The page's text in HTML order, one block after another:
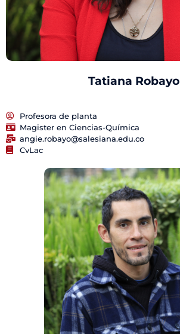
Tatiana Robayo
Profesora de planta
Magister en Ciencias-Química
angie.robayo@salesiana.edu.co
CvLac